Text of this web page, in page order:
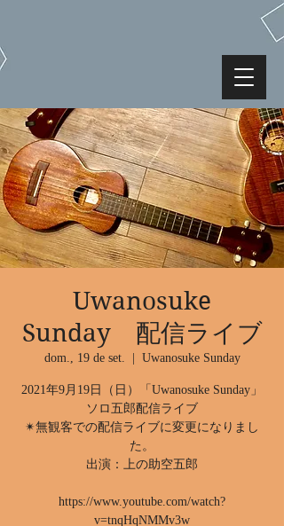
Uwanosuke
Sunday 配信ライブ
dom., 19 de set. Uwanosuke Sunday
2021年9月19日（日）「Uwanosuke Sunday」
ソロ五郎配信ライブ
✴︎無観客での配信ライブに変更になりまし
た。
出演：上の助空五郎
https://www.youtube.com/watch?
v=tnqHqNMMv3w